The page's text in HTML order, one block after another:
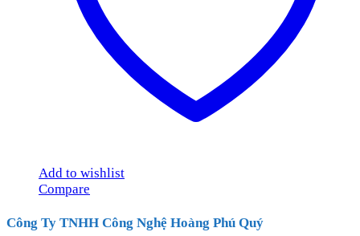
Add to wishlist
Compare
Công Ty TNHH Công Nghệ Hoàng Phú Quý